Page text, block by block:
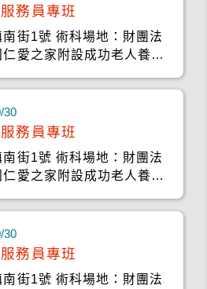
務員專班
南街1號 術科場地：財團法
愛之家附設成功老人養護
30
務員專班
南街1號 術科場地：財團法
愛之家附設成功老人養護
30
務員專班
南街1號 術科場地：財團法